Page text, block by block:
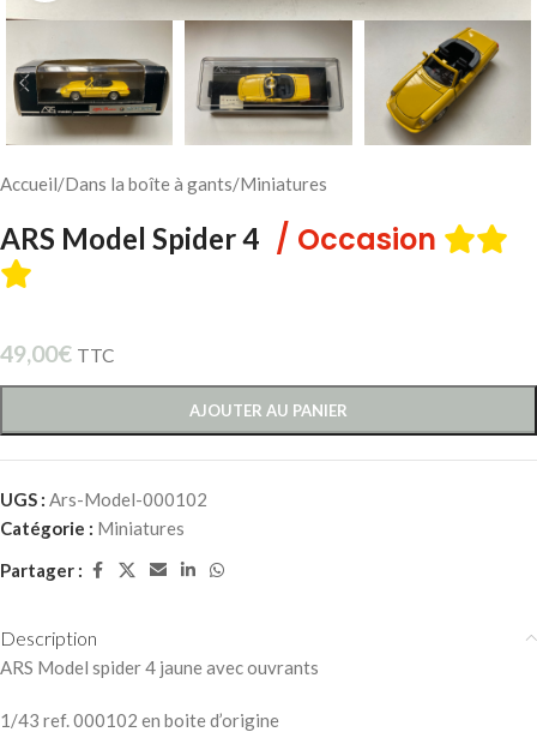
Accueil/Dans la boîte à gants/Miniatures
ARS Model Spider 4 / Occasion
49,00€ TTC
AJOUTER AU PANIER
UGS : Ars-Model-000102
Catégorie : Miniatures
Partager :
Description
ARS Model spider 4 jaune avec ouvrants
1/43 ref. 000102 en boite d’origine